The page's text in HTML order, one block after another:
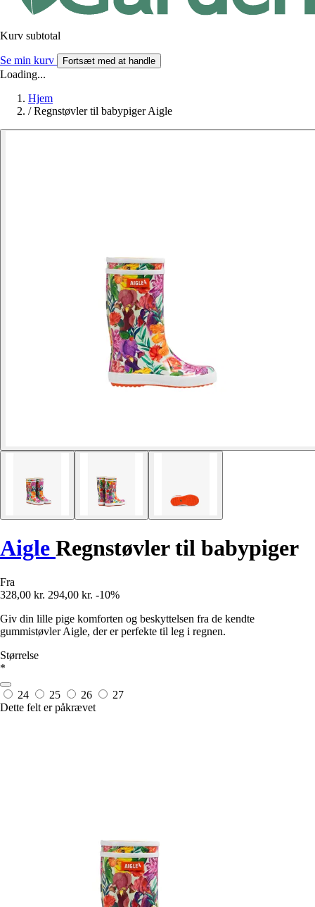
Kurv subtotal
Se min kurv Fortsæt med at handle
Loading...
Hjem
/ Regnstøvler til babypiger Aigle
Aigle Regnstøvler til babypiger
Fra
328,00 kr. 294,00 kr. -10%
Giv din lille pige komforten og beskyttelsen fra de kendte
gummistøvler Aigle, der er perfekte til leg i regnen.
Størrelse
*
24 25 26
27
Dette felt er påkrævet